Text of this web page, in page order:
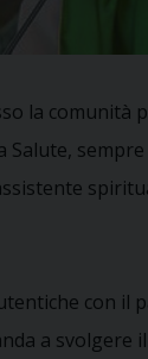
la comunità
Salute,
con il
a svolgere